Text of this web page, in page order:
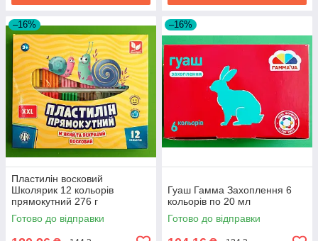
–16%
Пластилін восковий
Школярик 12 кольорів
прямокутний 276 г
Готово до відправки
–16%
Гуаш Гамма Захоплення 6
кольорів по 20 мл
Готово до відправки